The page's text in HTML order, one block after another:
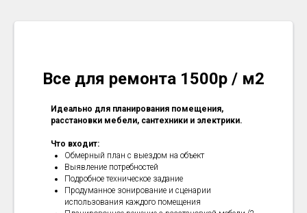
Все для ремонта 1500р / м2
Идеально для планирования помещения,
расстановки мебели, сантехники и электрики.
Что входит:
Обмерный план с выездом на объект
Выявление потребностей
Подробное техническое задание
Продуманное зонирование и сценарии
использования каждого помещения